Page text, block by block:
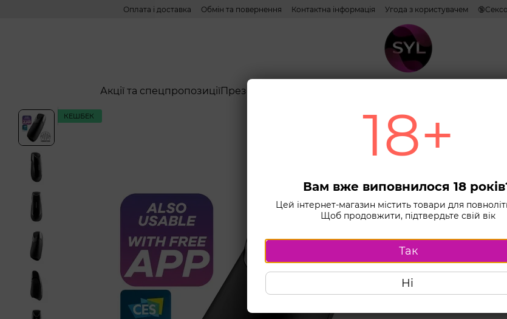
Перейти до основного контентуОплата і доставка Обмін та повернення Контактна інформація Угода з користувачем
Акції та спецпропозиціїПрезервативи
КЕШБЕК
В
18+
Вам вже виповнилося 18
Цей інтернет-магазин містить товари для
Щоб продовжити, підтвердьте свій вік
Так
Ні